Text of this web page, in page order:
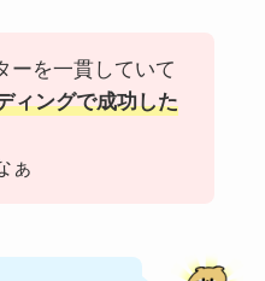
ーを一貫していて
ィングで成功した
ぁ